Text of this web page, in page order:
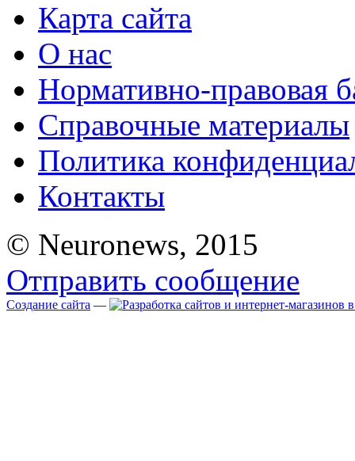
Карта сайта
О нас
Нормативно-правовая
Справочные материалы
Политика
Контакты
© Neuronews, 2015
Отправить сообщение
Создание сайта —